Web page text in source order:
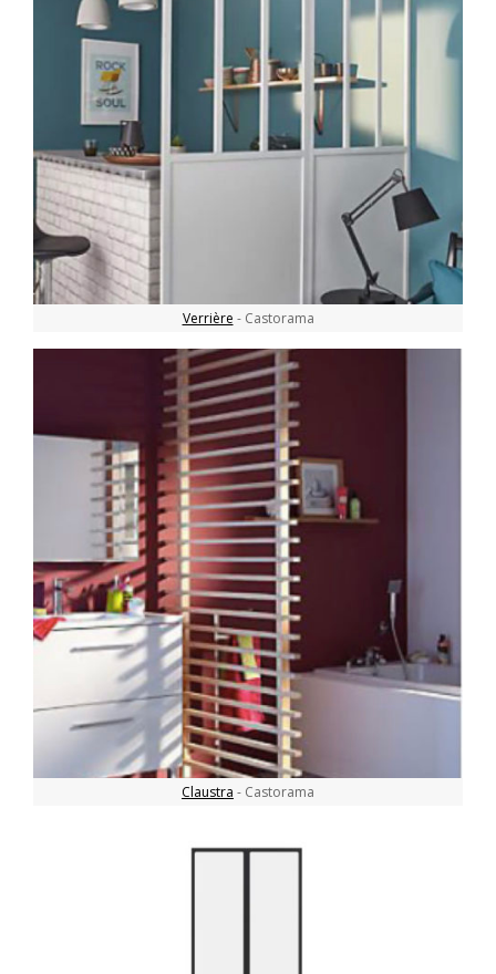
Verrière - Castorama
Claustra - Castorama